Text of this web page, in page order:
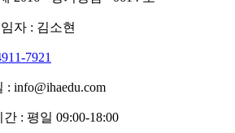
자 : 김소현
7921
info@ihaedu.com
: 평일 09:00-18:00